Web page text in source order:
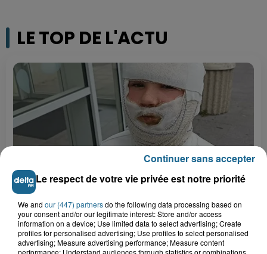
LE TOP DE L'ACTU
Saint-Omer : un enfant gravement brûlé
après l'explosion d'un jouet...
Hazebrouck : victime d'un accident,
Le respect de votre vie privée est notre priorité
We and our (447) partnersdo the following data processing based on
your consent and/or our legitimate interest: Store and/or access
information on a device; Use limited data to select advertising; Create
profiles for personalised advertising; Use profiles to select personalised
advertising; Measure advertising performance; Measure content
performance; Understand audiences through statistics or combinations
Continuer sans accepter